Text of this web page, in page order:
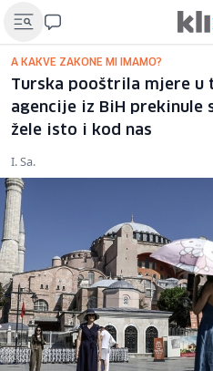
A KAKVE ZAKONE MI IMAMO?
Turska pooštrila mjere u
agencije iz BiH prekinule
žele isto i kod nas
I. Sa.